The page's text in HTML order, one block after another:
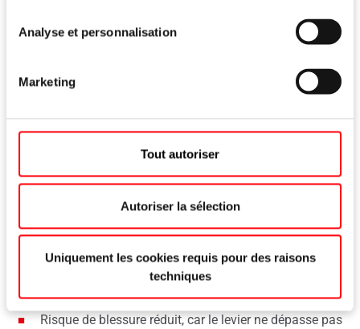
Analyse et personnalisation
Marketing
Tout autoriser
Autoriser la sélection
Uniquement les cookies requis pour des raisons
techniques
Crémone de semi-fixe Plus
Positionnement uniformisé des gâches dans
synchrone de la sous-têtière et du levier – un seul
gabarit pour les deux ouvrants
Coupe et montage rapide dans l'ouvrant grâce à la
livraison en position ouverte
Risque de blessure réduit, car le levier ne dépasse pas